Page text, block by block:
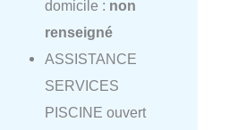
domicile : non
renseigné
ASSISTANCE
SERVICES
PISCINE ouvert